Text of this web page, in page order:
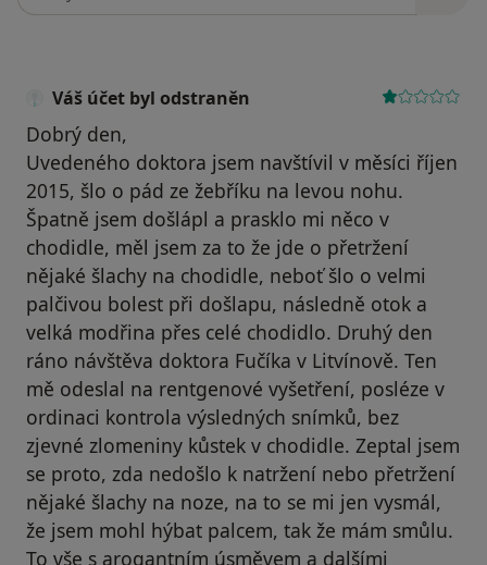
Váš účet byl odstraněn
Dobrý den,
Uvedeného doktora jsem navštívil v měsíci říjen
2015, šlo o pád ze žebříku na levou nohu.
Špatně jsem došlápl a prasklo mi něco v
chodidle, měl jsem za to že jde o přetržení
nějaké šlachy na chodidle, neboť šlo o velmi
palčivou bolest při došlapu, následně otok a
velká modřina přes celé chodidlo. Druhý den
ráno návštěva doktora Fučíka v Litvínově. Ten
mě odeslal na rentgenové vyšetření, posléze v
ordinaci kontrola výsledných snímků, bez
zjevné zlomeniny kůstek v chodidle. Zeptal jsem
se proto, zda nedošlo k natržení nebo přetržení
nějaké šlachy na noze, na to se mi jen vysmál,
že jsem mohl hýbat palcem, tak že mám smůlu.
To vše s arogantním úsměvem a dalšími